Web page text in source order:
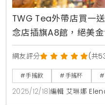
TWG Tea外帶店買一
念店插旗A8館，絕美
網友評分 (共
#手搖飲 #手搖杯
2025/12/18 編輯 艾琳娜